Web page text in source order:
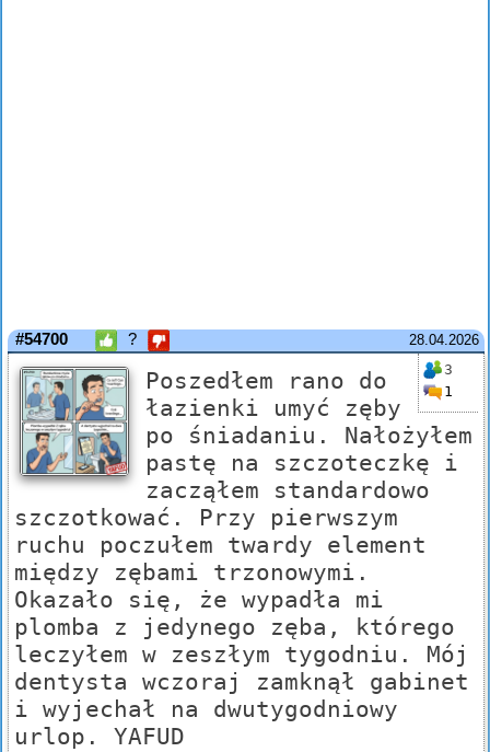
28.04.2026
#54700 ?
3
1
Poszedłem rano do
łazienki umyć zęby
po śniadaniu. Nałożyłem
pastę na szczoteczkę i
zacząłem standardowo
szczotkować. Przy pierwszym
ruchu poczułem twardy element
między zębami trzonowymi.
Okazało się, że wypadła mi
plomba z jedynego zęba, którego
leczyłem w zeszłym tygodniu. Mój
dentysta wczoraj zamknął gabinet
i wyjechał na dwutygodniowy
urlop. YAFUD